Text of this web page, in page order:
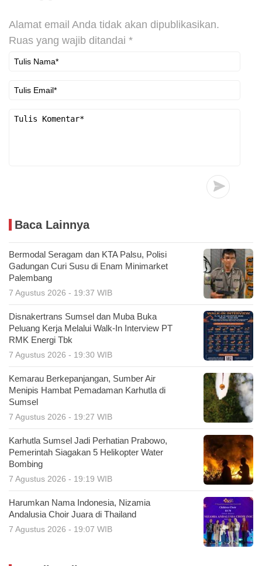
Alamat email Anda tidak akan dipublikasikan.
Ruas yang wajib ditandai *
Baca Lainnya
Bermodal Seragam dan KTA Palsu, Polisi
Gadungan Curi Susu di Enam Minimarket
Palembang
7 Agustus 2026 - 19:37 WIB
Disnakertrans Sumsel dan Muba Buka
Peluang Kerja Melalui Walk-In Interview PT
RMK Energi Tbk
7 Agustus 2026 - 19:30 WIB
Kemarau Berkepanjangan, Sumber Air
Menipis Hambat Pemadaman Karhutla di
Sumsel
7 Agustus 2026 - 19:27 WIB
Karhutla Sumsel Jadi Perhatian Prabowo,
Pemerintah Siagakan 5 Helikopter Water
Bombing
7 Agustus 2026 - 19:19 WIB
Harumkan Nama Indonesia, Nizamia
Andalusia Choir Juara di Thailand
7 Agustus 2026 - 19:07 WIB